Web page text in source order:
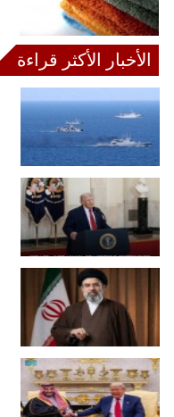
الأخبار الأكثر قراءة